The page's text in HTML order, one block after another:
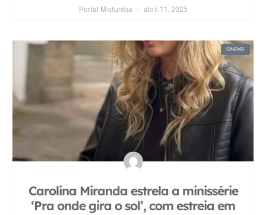
Portal Mistureba abril 11, 2025
CINEMA
Carolina Miranda estrela a minissérie
‘Pra onde gira o sol’, com estreia em